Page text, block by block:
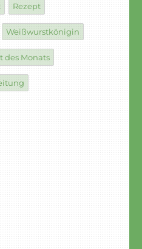
Rezept
Weißwurstkönigin
des Monats